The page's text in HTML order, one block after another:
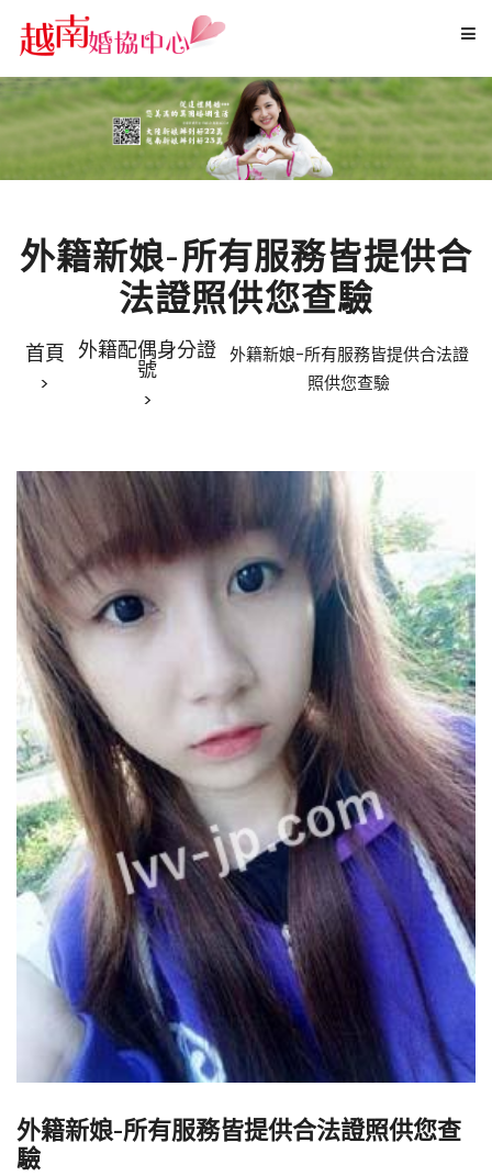
外籍新娘-所有服務皆提供合法證
外籍新娘-所有服務皆提供合
法證照供您查驗
首頁 外籍配偶身分證
號
外籍新娘-所有服務皆提供合法證
照供您查驗
外籍新娘-所有服務皆提供合法證照供您查
驗